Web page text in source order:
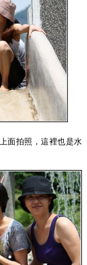
面拍照，這裡也是水